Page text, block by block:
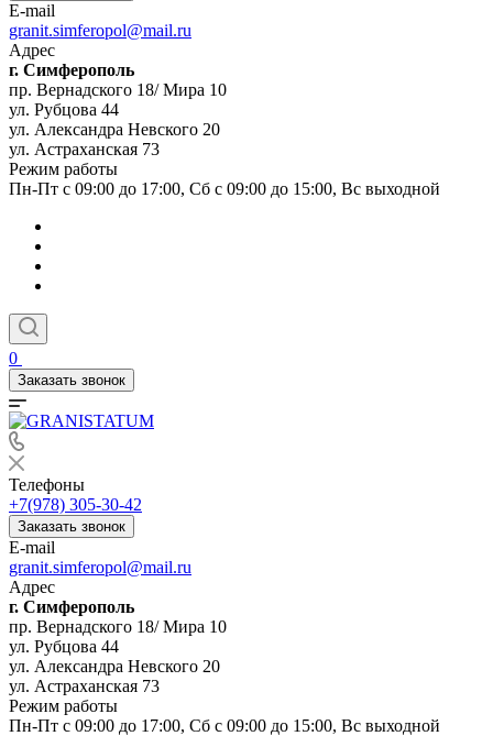
E-mail
granit.simferopol@mail.ru
Адрес
г. Симферополь
пр. Вернадского 18/ Мира 10
ул. Рубцова 44
ул. Александра Невского 20
ул. Астраханская 73
Режим работы
Пн-Пт с 09:00 до 17:00, Сб с 09:00 до 15:00, Вс выходной
0
Заказать звонок
Телефоны
+7(978) 305-30-42
Заказать звонок
E-mail
granit.simferopol@mail.ru
Адрес
г. Симферополь
пр. Вернадского 18/ Мира 10
ул. Рубцова 44
ул. Александра Невского 20
ул. Астраханская 73
Режим работы
Пн-Пт с 09:00 до 17:00, Сб с 09:00 до 15:00, Вс выходной